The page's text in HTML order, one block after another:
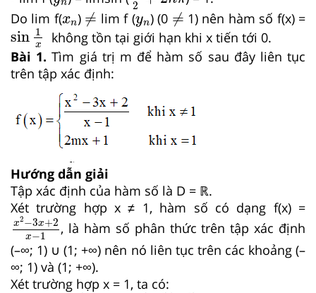
n 2
Do lim f(xn
xn) ≠
≠ lim f (yn
yn) (0 ≠
≠ 1) nên hàm số f(x) =
sin 1
x
sin1xkhông tồn tại giới hạn khi x tiến tới 0.
Bài 1. Tìm giá trị m để hàm số sau đây liên tục
trên tập xác định:
Hướng dẫn giải
Tập xác định của hàm số là D = ℝ.
Xét trường hợp x ≠ 1, hàm số có dạng f(x) =
x2−3x+2
x−1
x2−3x+2x −1
, là hàm số phân thức trên tập xác định
(–∞; 1) ∪ (1; +∞) nên nó liên tục trên các khoảng (–
∞; 1) và (1; +∞).
Xét trường hợp x = 1, ta có: